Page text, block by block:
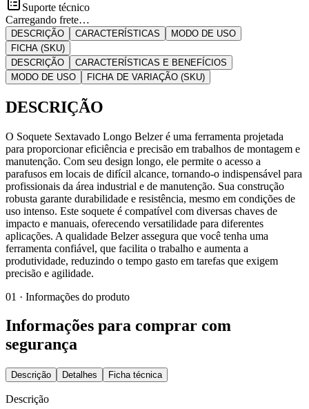
Suporte técnico
Carregando frete…
DESCRIÇÃO CARACTERÍSTICAS
MODO DE USO
FICHA (SKU)
DESCRIÇÃO
CARACTERÍSTICAS E BENEFÍCIOS
MODO DE USO
FICHA DE VARIAÇÃO (SKU)
DESCRIÇÃO
O Soquete Sextavado Longo Belzer é uma ferramenta projetada
para proporcionar eficiência e precisão em trabalhos de montagem e
manutenção. Com seu design longo, ele permite o acesso a
parafusos em locais de difícil alcance, tornando-o indispensável para
profissionais da área industrial e de manutenção. Sua construção
robusta garante durabilidade e resistência, mesmo em condições de
uso intenso. Este soquete é compatível com diversas chaves de
impacto e manuais, oferecendo versatilidade para diferentes
aplicações. A qualidade Belzer assegura que você tenha uma
ferramenta confiável, que facilita o trabalho e aumenta a
produtividade, reduzindo o tempo gasto em tarefas que exigem
precisão e agilidade.
01 · Informações do produto
Informações para comprar com
segurança
Descrição Detalhes Ficha técnica
Descrição